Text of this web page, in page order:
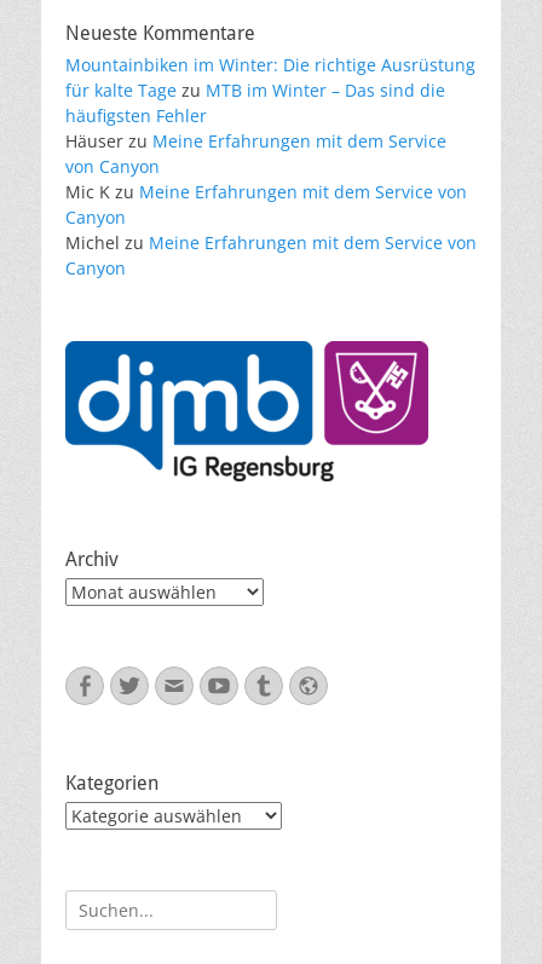
Neueste Kommentare
Mountainbiken im Winter: Die richtige Ausrüstung
für kalte Tage zu MTB im Winter – Das sind die
häufigsten Fehler
Häuser zu Meine Erfahrungen mit dem Service
von Canyon
Mic K zu Meine Erfahrungen mit dem Service von
Canyon
Michel zu Meine Erfahrungen mit dem Service von
Canyon
Archiv
Archiv
Facebook
Twitter
E-
Mail
YouTube
TumblrWebsite
Kategorien
Kategorien
Suche
nach: